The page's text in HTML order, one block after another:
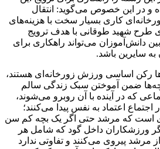
و در این خصوص می‌گوید: انتقال
کاری بسیار سخت با هزینه‌های
طرح شهید طوقانی با هدف ترویج
دانش‌آموزان می‌تواند راهکاری برای
به سایرین باشد.
رکن اساسی ورزش زورخانه‌ای هستند،
ضمن آموختن سبک زندگی سالم
که در آینده با آن روبرو می‌شوند،
اعتماد به نفس پیدا می‌کنند؛
است که مرشد حتی اگر یک بچه کم سن
ورزشکاران داخل گود که شامل هر
پیروی می‌کنند و تفاوتی ندارد